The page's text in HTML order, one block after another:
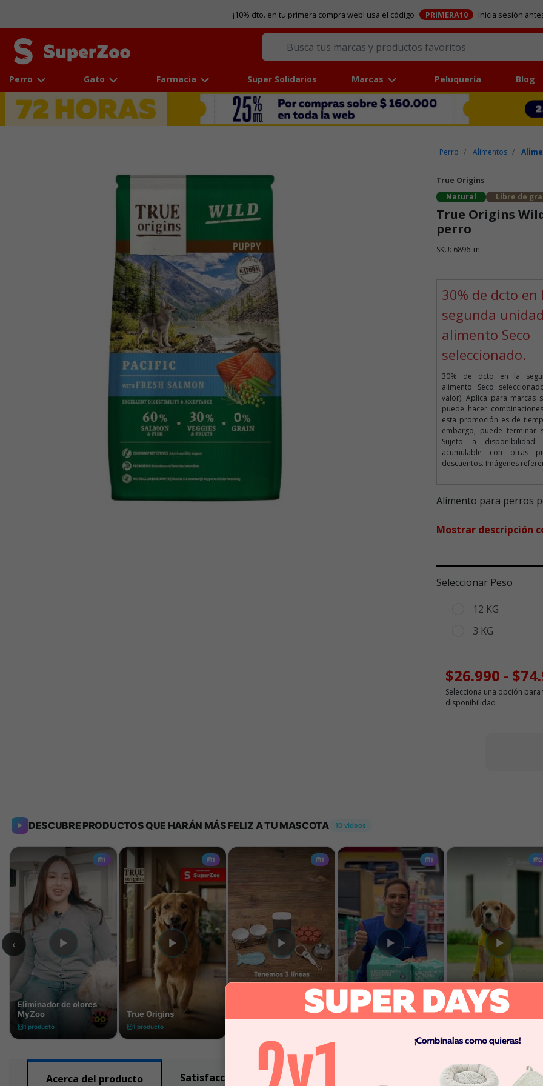
¡10% dto. en tu primera compra web! usa el código PRIMERA10 Inicia sesión
Perro Gato Farmacia Super Solidarios Marcas Peluquería Blog
Perro Alimentos
True Origins
Natural
Libre de
True Origins
perro
SKU: 6896_m
30% de dcto en
segunda
alimento Seco
seleccionado.
30% de dcto en la
alimento Seco
valor). Aplica para marcas
puede hacer
esta promoción es de
embargo, puede terminar
Sujeto a
acumulable con otras
descuentos. Imágenes
Alimento para perros
Mostrar descripción
Seleccionar Peso
12 KG
3 KG
$26.990 -
Selecciona una opción para
disponibilidad
Acerca del producto Satisfacción garantizada